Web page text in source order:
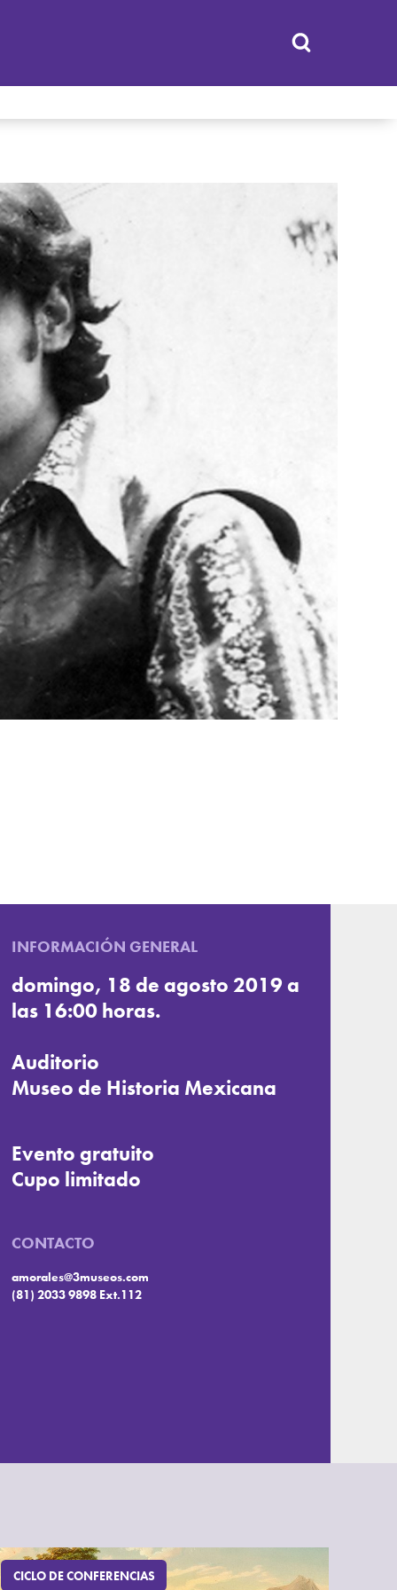
INFORMACIÓN GENERAL
domingo, 18 de agosto 2019 a
las 16:00 horas.
Auditorio
Museo de Historia Mexicana
Evento gratuito
Cupo limitado
CONTACTO
amorales@3museos.com
(81) 2033 9898 Ext.112
CICLO DE CONFERENCIAS